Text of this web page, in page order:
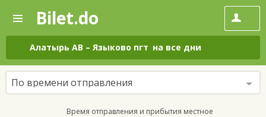
—
Поиск
и
покупка
билетов
на
автобус
онлайн
Bilet.do
Алатырь АВ – Языково пгт на все дни
По времени отправления
Время отправления и прибытия местное